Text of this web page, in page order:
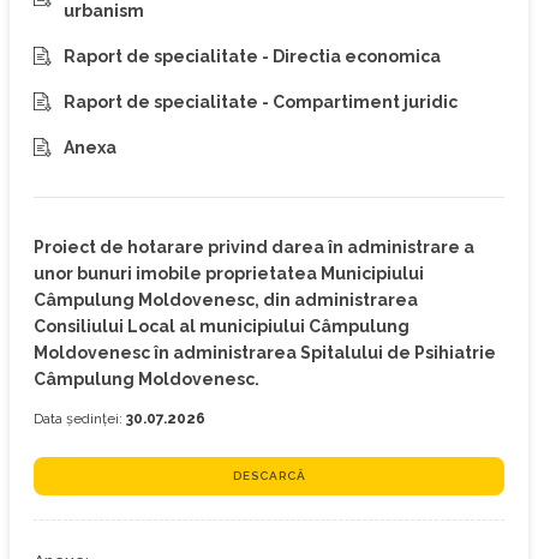
urbanism
Raport de specialitate - Directia economica
Raport de specialitate - Compartiment juridic
Anexa
Proiect de hotarare privind darea în administrare a
unor bunuri imobile proprietatea Municipiului
Câmpulung Moldovenesc, din administrarea
Consiliului Local al municipiului Câmpulung
Moldovenesc în administrarea Spitalului de Psihiatrie
Câmpulung Moldovenesc.
Data ședinței: 30.07.2026
DESCARCĂ